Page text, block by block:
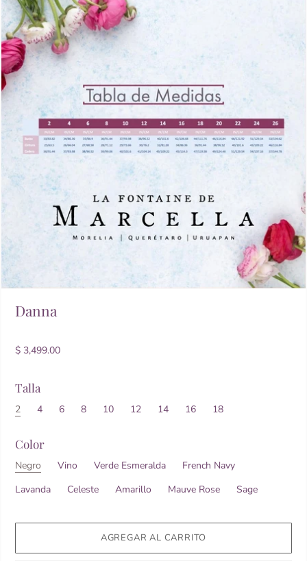
Danna
$ 3,499.00
Talla
2 4 6 8 10 12 14 16 18
Color
Negro Vino Verde Esmeralda
French Navy
Lavanda
Celeste Amarillo Mauve Rose Sage